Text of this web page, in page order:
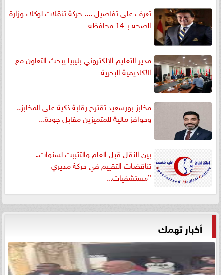
تعرف على تفاصيل .... حركة تنقلات لوكلاء وزارة
الصحه بـ 14 محافظه
مدير التعليم الإلكتروني بليبيا يبحث التعاون مع
الأكاديمية البحرية
مخابز بورسعيد تقترح رقابة ذكية على المخابز..
وحوافز مالية للمتميزين مقابل جودة...
بين النقل قبل العام والتثبيت لسنوات..
تناقضات التقييم في حركة مديري
”مستشفيات...
أخبار تهمك